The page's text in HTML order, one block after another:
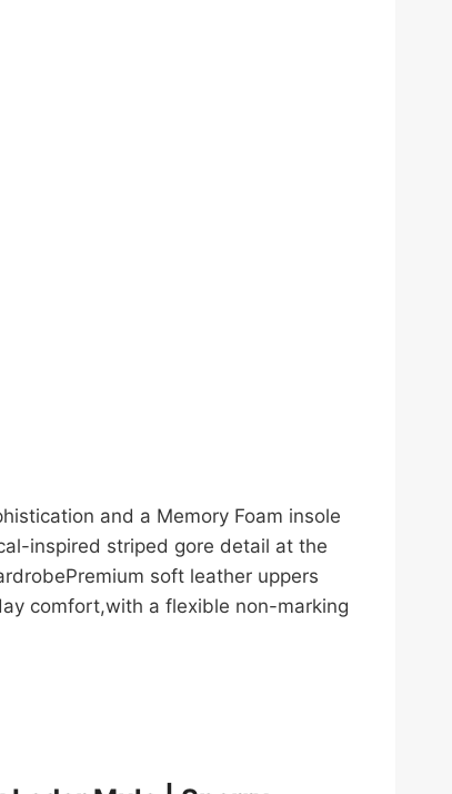
and a Memory Foam insole
inspired striped gore detail at the
soft leather uppers
comfort,with a flexible non-marking